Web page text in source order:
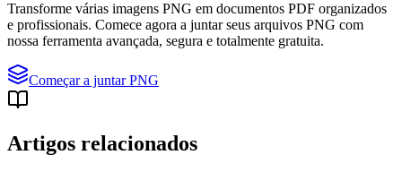
Transforme várias imagens PNG em documentos PDF organizados
e profissionais. Comece agora a juntar seus arquivos PNG com
nossa ferramenta avançada, segura e totalmente gratuita.
Começar a juntar PNG
Artigos relacionados